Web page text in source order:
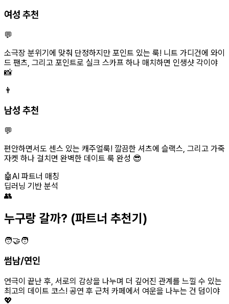
여성 추천
💬
소극장 분위기에 맞춰 단정하지만 포인트 있는 룩! 니트 가디건에 와이
드 팬츠, 그리고 포인트로 실크 스카프 하나 매치하면 인생샷 각이야
📸
👨
남성 추천
💬
편안하면서도 센스 있는 캐주얼룩! 깔끔한 셔츠에 슬랙스, 그리고 가죽
자켓 하나 걸치면 완벽한 데이트 룩 완성 😎
🤖AI 파트너 매칭
딥러닝 기반 분석
👥
누구랑 갈까? (파트너 추천기)
🧑‍🤝‍🧑
썸남/연인
연극이 끝난 후, 서로의 감상을 나누며 더 깊어진 관계를 느낄 수 있는
최고의 데이트 코스! 공연 후 근처 카페에서 여운을 나누는 건 덤이야
💖